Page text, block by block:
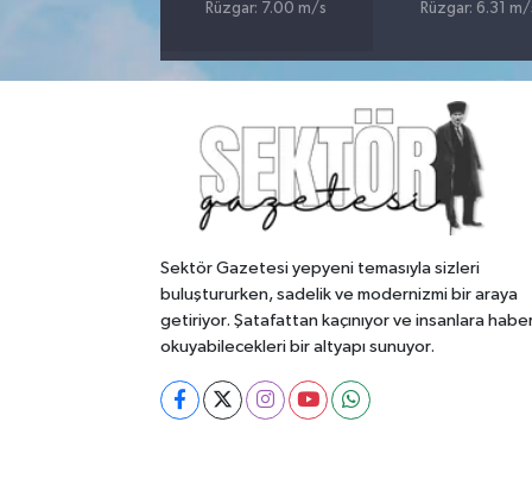
Rüzgar: 7.00 m/s
Rüzgar: 6.31 m/
Sektör Gazetesi yepyeni temasıyla sizleri
buluştururken, sadelik ve modernizmi bir araya
getiriyor. Şatafattan kaçınıyor ve insanlara
okuyabilecekleri bir altyapı sunuyor.